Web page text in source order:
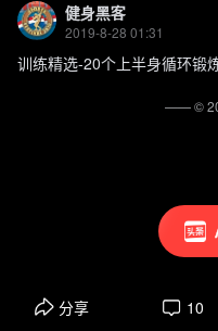
健身黑客
2019-8-28 01:31
训练精选-20个上半身循环锻
分享 10
—— ©